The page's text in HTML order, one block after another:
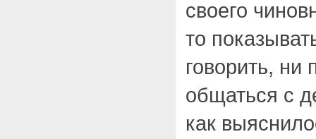
своего
то
говорить, ни
общаться с
как